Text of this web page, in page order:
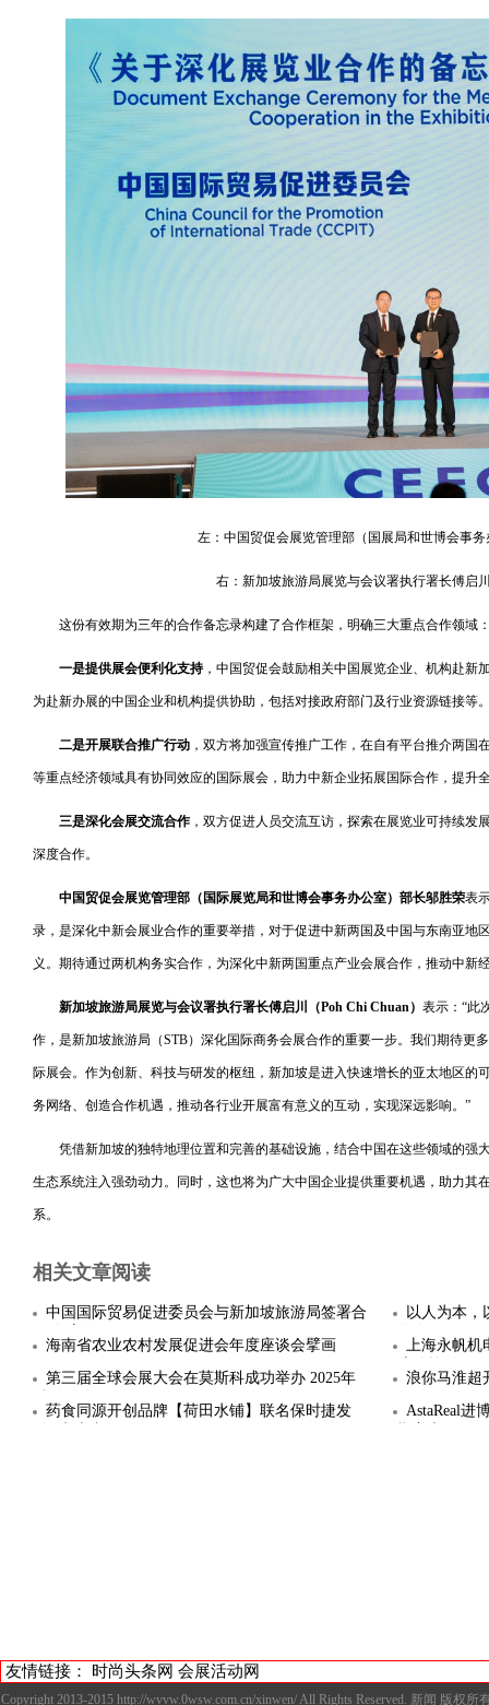
左：中国贸促会展览管理部（国展局和世博会事
右：新加坡旅游局展览与会议署执行署长傅启
这份有效期为三年的合作备忘录构建了合作框架，明确三大重点合作领域
一是提供展会便利化支持，中国贸促会鼓励相关中国展览企业、机构赴新
为赴新办展的中国企业和机构提供协助，包括对接政府部门及行业资源链接等
二是开展联合推广行动 ，双方将加强宣传推广工作，在自有平台推介两
等重点经济领域具有协同效应的国际展会，助力中新企业拓展国际合作，提升
三是深化会展交流合作 ，双方促进人员交流互访，探索在展览业可持续
深度合作。
中国贸促会展览管理部（国际展览局和世博会事务办公室）部长邬胜荣表
录，是深化中新会展业合作的重要举措，对于促进中新两国及中国与东南亚地
义。期待通过两机构务实合作，为深化中新两国重点产业会展合作，推动中新
新加坡旅游局展览与会议署执行署长傅启川（Poh Chi Chuan） 表示：“此
作，是新加坡旅游局（STB）深化国际商务会展合作的重要一步。我们期待更
际展会。作为创新、科技与研发的枢纽，新加坡是进入快速增长的亚太地区的
务网络、创造合作机遇，推动各行业开展富有意义的互动，实现深远影响。”
凭借新加坡的独特地理位置和完善的基础设施，结合中国在这些领域的强
生态系统注入强劲动力。同时，这也将为广大中国企业提供重要机遇，助力其
系。
相关文章阅读
中国国际贸易促进委员会与新加坡旅游局签署合
以人为本，
海南省农业农村发展促进会年度座谈会擘画
上海永帆机
第三届全球会展大会在莫斯科成功举办 2025年
浪你马淮超
药食同源开创品牌【荷田水铺】联名保时捷发
AstaReal进
友情链接： 时尚头条网 会展活动网
Copyright 2013-2015 http://wvvw.0wsw.com.cn/xinwen/ All Rights Reserved. 新闻 版